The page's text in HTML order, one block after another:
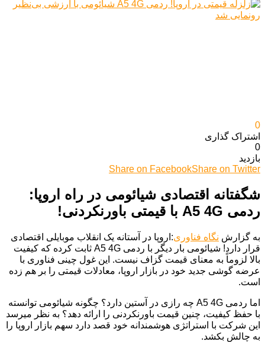
0
اشتراک گذاری‌
0
بازدید
Share on FacebookShare on Twitter
شگفتانه اقتصادی شیائومی در راه اروپا:
ردمی A5 4G با قیمتی باورنکردنی!
به گزارش نگاه فناوری:اروپا در آستانه یک انقلاب موبایلی اقتصادی
قرار دارد! شیائومی بار دیگر با ردمی A5 4G ثابت کرده که کیفیت
بالا لزوماً به معنای قیمت گزاف نیست. این غول چینی فناوری با
عرضه گوشی جدید خود در بازار اروپا، معادلات قیمتی را بر هم زده
است.
اما ردمی A5 4G چه رازی در آستین دارد؟ چگونه شیائومی توانسته
با حفظ کیفیت، چنین قیمت باورنکردنی را ارائه دهد؟ به نظر میرسد
این شرکت با استراتژی هوشمندانه خود قصد دارد سهم بازار اروپا را
به چالش بکشد.